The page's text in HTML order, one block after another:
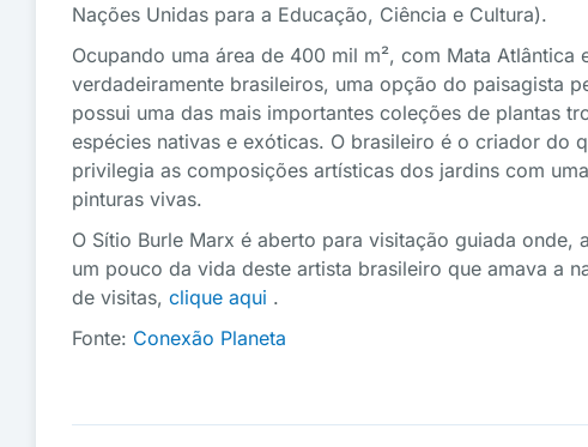
Nações Unidas para a Educação, Ciência e Cultura).
Ocupando uma área de 400 mil m², com Mata
verdadeiramente brasileiros, uma opção do paisagista
possui uma das mais importantes coleções de plantas
espécies nativas e exóticas. O brasileiro é o criador do
privilegia as composições artísticas dos jardins com
pinturas vivas.
O Sítio Burle Marx é aberto para visitação guiada
um pouco da vida deste artista brasileiro que amava a
de visitas, clique aqui .
Fonte: Conexão Planeta